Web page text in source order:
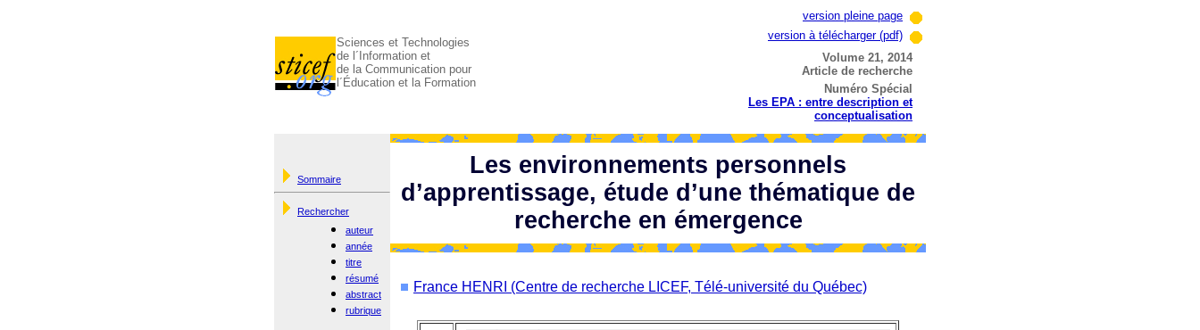
Sciences et Technologies
de l´Information et
de la Communication pour
l´Éducation et la Formation
version pleine page
version à télécharger (pdf)
Volume 21, 2014
Article de recherche
Numéro Spécial
Les EPA : entre description et
conceptualisation
Sommaire
Rechercher
auteur
année
titre
résumé
abstract
rubrique
Les environnements personnels
d’apprentissage, étude d’une thématique de
recherche en émergence
France HENRI (Centre de recherche LICEF, Télé-université du Québec)